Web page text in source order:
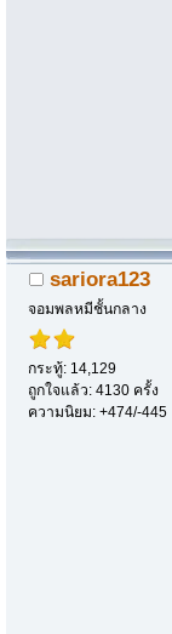
sariora123
จอมพลหมีชั้นกลาง
กระทู้: 14,129
ถูกใจแล้ว: 4130 ครั้ง
ความนิยม: +474/-445